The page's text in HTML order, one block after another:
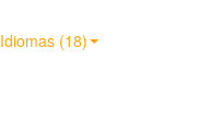
Idiomas (18)